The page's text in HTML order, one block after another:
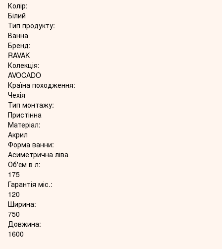
Колір:
Білий
Тип продукту:
Ванна
Бренд:
RAVAK
Колекція:
AVOCADO
Країна походження:
Чехія
Тип монтажу:
Пристінна
Матеріал:
Акрил
Форма ванни:
Асиметрична ліва
Об'єм в л:
175
Гарантія міс.:
120
Ширина:
750
Довжина:
1600